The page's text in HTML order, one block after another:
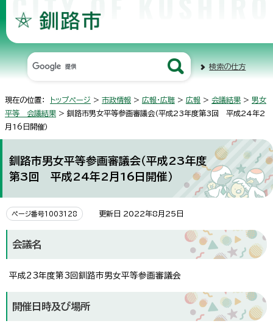
検索の仕方
現在の位置： トップページ > 市政情報 > 広報・広聴 > 広報 > 会議結果 > 男女
平等 会議結果 > 釧路市男女平等参画審議会（平成23年度第3回 平成24年2
月16日開催）
釧路市男女平等参画審議会（平成23年度
第3回 平成24年2月16日開催）
ページ番号1003128 更新日 2022年8月25日
会議名
平成23年度第3回釧路市男女平等参画審議会
開催日時及び場所